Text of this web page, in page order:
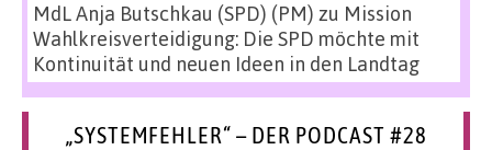
MdL Anja Butschkau (SPD) (PM) zu Mission
Wahlkreisverteidigung: Die SPD möchte mit
Kontinuität und neuen Ideen in den Landtag
„SYSTEMFEHLER“ – DER PODCAST #28